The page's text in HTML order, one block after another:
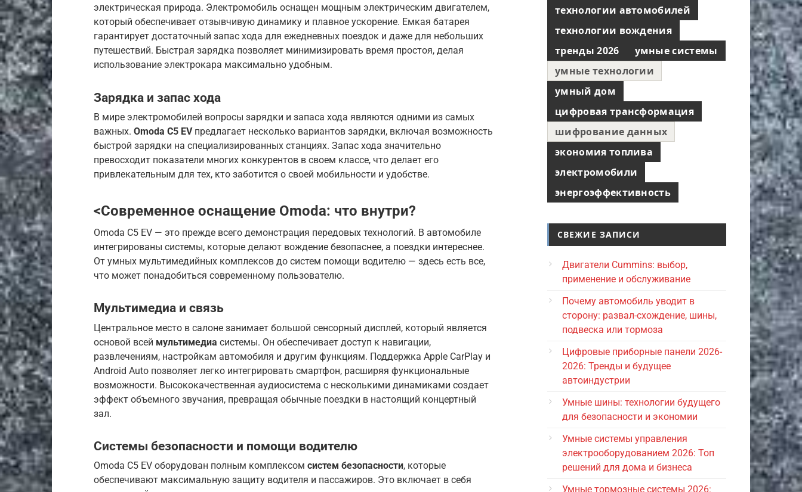
электрическая природа. Электромобиль оснащен мощным электрическим двигателем,
который обеспечивает отзывчивую динамику и плавное ускорение. Емкая батарея
гарантирует достаточный запас хода для ежедневных поездок и даже для небольших
путешествий. Быстрая зарядка позволяет минимизировать время простоя, делая
использование электрокара максимально удобным.
Зарядка и запас хода
В мире электромобилей вопросы зарядки и запаса хода являются одними из самых
важных. Omoda C5 EVпредлагает несколько вариантов зарядки, включая возможность
быстрой зарядки на специализированных станциях. Запас хода значительно
превосходит показатели многих конкурентов в своем классе, что делает его
привлекательным для тех, кто заботится о своей мобильности и удобстве.
<Современное оснащение Omoda: что внутри?
Omoda C5 EV — это прежде всего демонстрация передовых технологий. В автомобиле
интегрированы системы, которые делают вождение безопаснее, а поездки интереснее.
От умных мультимедийных комплексов до систем помощи водителю — здесь есть все,
что может понадобиться современному пользователю.
Мультимедиа и связь
Центральное место в салоне занимает большой сенсорный дисплей, который является
основой всей мультимедиа системы. Он обеспечивает доступ к навигации,
развлечениям, настройкам автомобиля и другим функциям. Поддержка Apple CarPlay и
Android Auto позволяет легко интегрировать смартфон, расширяя функциональные
возможности. Высококачественная аудиосистема с несколькими динамиками создает
эффект объемного звучания, превращая обычные поездки в настоящий концертный
зал.
Системы безопасности и помощи водителю
Omoda C5 EV оборудован полным комплексом систем безопасности, которые
обеспечивают максимальную защиту водителя и пассажиров. Это включает в себя
технологии автомобилей
технологии вождения
тренды 2026
умные системы
умные технологии
умный дом
цифровая трансформация
шифрование данных
экономия топлива
электромобили
энергоэффективность
СВЕЖИЕ ЗАПИСИ
Двигатели Cummins: выбор,
применение и обслуживание
Почему автомобиль уводит в
сторону: развал-схождение, шины,
подвеска или тормоза
Цифровые приборные панели 2026-
2026: Тренды и будущее
автоиндустрии
Умные шины: технологии будущего
для безопасности и экономии
Умные системы управления
электрооборудованием 2026: Топ
решений для дома и бизнеса
Умные тормозные системы 2026: